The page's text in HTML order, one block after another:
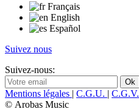
Français
English
Español
Suivez nous
Suivez-nous:
Mentions légales | C.G.U. | C.G.V.
© Arobas Music